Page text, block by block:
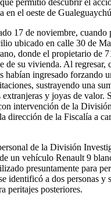
en el oeste de
17 de noviembre, cuando
ubicado en calle 30 de
donde el propietario de
de su vivienda. Al regresar,
habían ingresado forzando
sustrayendo una
y joyas de valor.
intervención de la
dirección de la Fiscalía a
de la División
un vehículo Renault 9
presuntamente para
identificó a dos personas y
peritajes posteriores.